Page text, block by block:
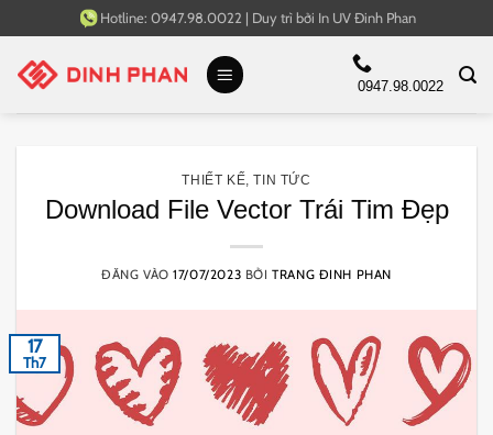
qua
nội
Hotline: 0947.98.0022 | Duy trì bởi In UV Đinh Phan
0947.98.0022
THIẾT KẾ ,TIN TỨC
Download File Vector Trái Tim Đẹp
ĐĂNG VÀO17/07/2023 BỞITRANG ĐINH PHAN
17
Th7